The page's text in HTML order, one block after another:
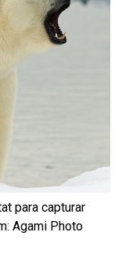
para capturar
Agami Photo